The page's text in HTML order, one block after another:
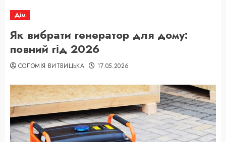
Дім
Як вибрати генератор для дому:
повний гід 2026
СОЛОМІЯ ВИТВИЦЬКА 17.05.2026